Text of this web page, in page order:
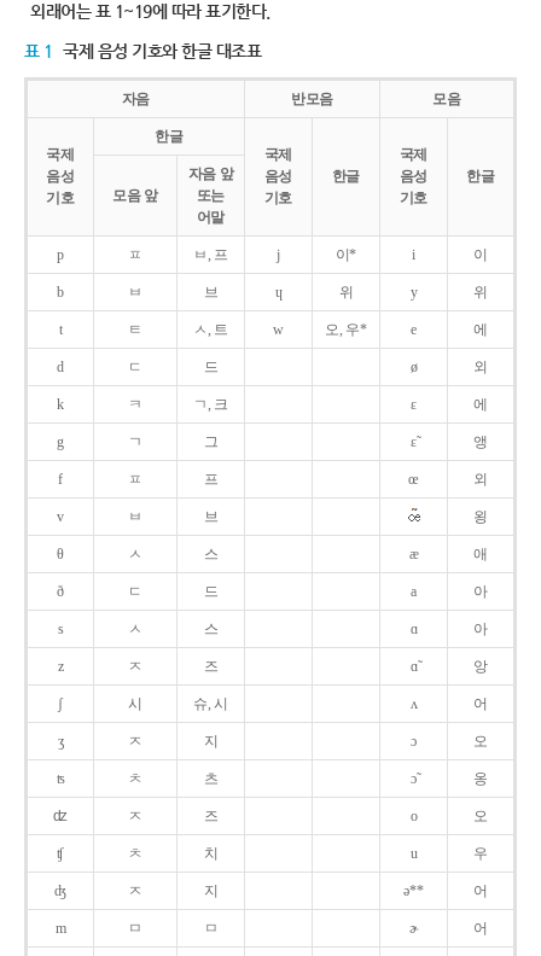
외래어는 표 1~19에 따라 표기한다.
표 1 국제 음성 기호와 한글 대조표
자음 반모음 모음
국제
음성
기호
한글
국제
음성
기호
한글
국제
음성
기호
한글
모음 앞
자음 앞
또는
어말
p ㅍ ㅂ, 프 j 이* i 이
b ㅂ 브 ɥ 위 y 위
t ㅌ ㅅ, 트 w 오, 우* e 에
d ㄷ 드 ø 외
k ㅋ ㄱ, 크 ɛ 에
g ㄱ 그 ɛ̃ 앵
f ㅍ 프 œ 외
v ㅂ 브 욍
θ ㅅ 스 æ 애
ð ㄷ 드 a 아
s ㅅ 스 ɑ 아
z ㅈ 즈 ɑ̃ 앙
ʃ 시 슈, 시 ʌ 어
ʒ ㅈ 지 ɔ 오
ʦ ㅊ 츠 ɔ̃ 옹
ʣ ㅈ 즈 o 오
ʧ ㅊ 치 u 우
ʤ ㅈ 지 ə** 어
m ㅁ ㅁ ɚ 어